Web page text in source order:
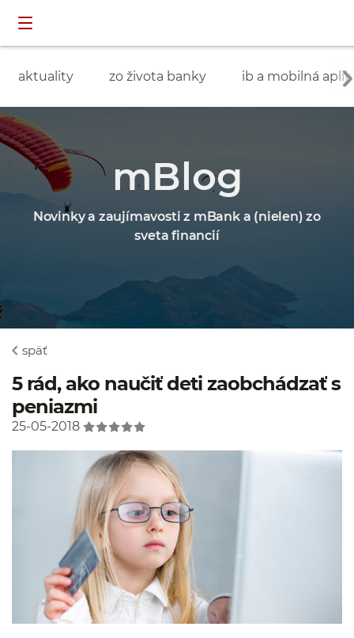
aktuality zo života banky ib a mobilná
mBlog
Novinky a zaujímavosti z mBank a (nielen) zo
sveta financií
späť
5 rád, ako naučiť deti zaobchádzať s
peniazmi
25-05-2018